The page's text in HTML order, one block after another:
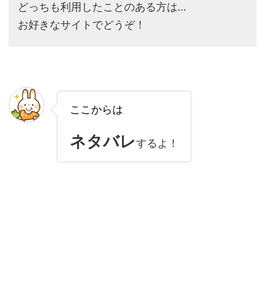
どっちも利用したことのある方は…
お好きなサイトでどうぞ！
ここからは
ネタバレするよ！